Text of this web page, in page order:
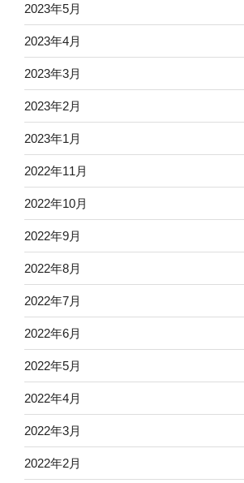
2023年5月
2023年4月
2023年3月
2023年2月
2023年1月
2022年11月
2022年10月
2022年9月
2022年8月
2022年7月
2022年6月
2022年5月
2022年4月
2022年3月
2022年2月